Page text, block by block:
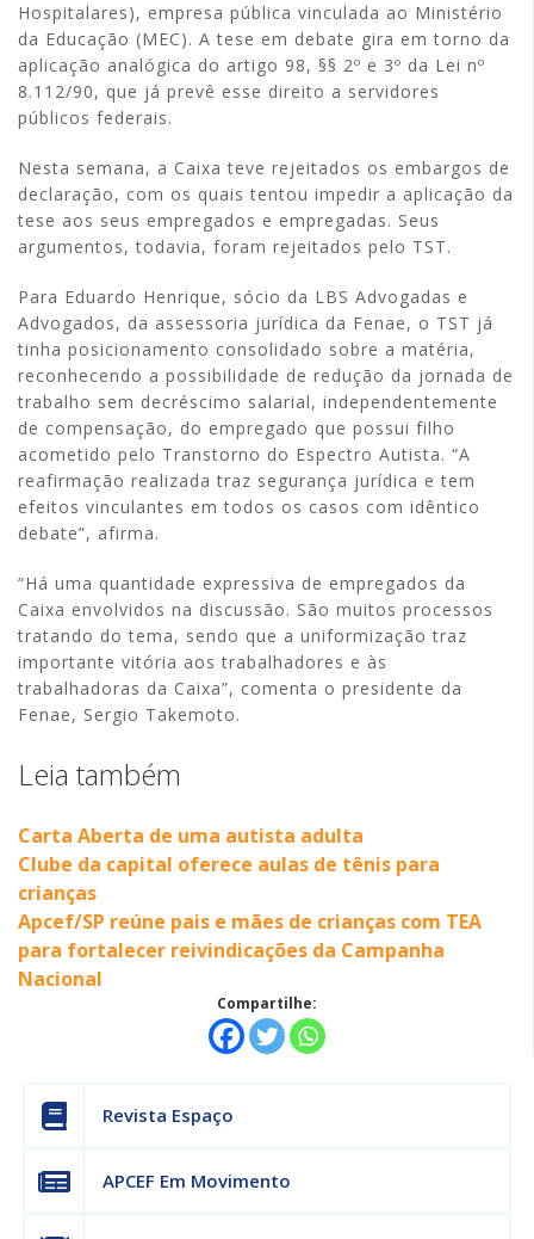
Hospitalares), empresa pública vinculada ao Ministério
da Educação (MEC). A tese em debate gira em torno da
aplicação analógica do artigo 98, §§ 2º e 3º da Lei nº
8.112/90, que já prevê esse direito a servidores
públicos federais.
Nesta semana, a Caixa teve rejeitados os embargos de
declaração, com os quais tentou impedir a aplicação da
tese aos seus empregados e empregadas. Seus
argumentos, todavia, foram rejeitados pelo TST.
Para Eduardo Henrique, sócio da LBS Advogadas e
Advogados, da assessoria jurídica da Fenae, o TST já
tinha posicionamento consolidado sobre a matéria,
reconhecendo a possibilidade de redução da jornada de
trabalho sem decréscimo salarial, independentemente
de compensação, do empregado que possui filho
acometido pelo Transtorno do Espectro Autista. “A
reafirmação realizada traz segurança jurídica e tem
efeitos vinculantes em todos os casos com idêntico
debate”, afirma.
“Há uma quantidade expressiva de empregados da
Caixa envolvidos na discussão. São muitos processos
tratando do tema, sendo que a uniformização traz
importante vitória aos trabalhadores e às
trabalhadoras da Caixa”, comenta o presidente da
Fenae, Sergio Takemoto.
Leia também
Carta Aberta de uma autista adulta
Clube da capital oferece aulas de tênis para
crianças
Apcef/SP reúne pais e mães de crianças com TEA
para fortalecer reivindicações da Campanha
Nacional
Compartilhe:
Revista Espaço
APCEF Em Movimento